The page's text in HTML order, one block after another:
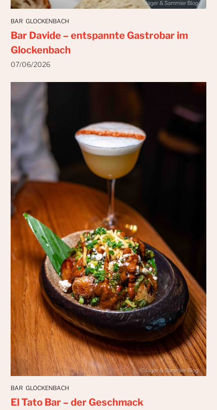
BAR GLOCKENBACH
Bar Davide – entspannte Gastrobar im
Glockenbach
07/06/2026
BAR GLOCKENBACH
El Tato Bar – der Geschmack